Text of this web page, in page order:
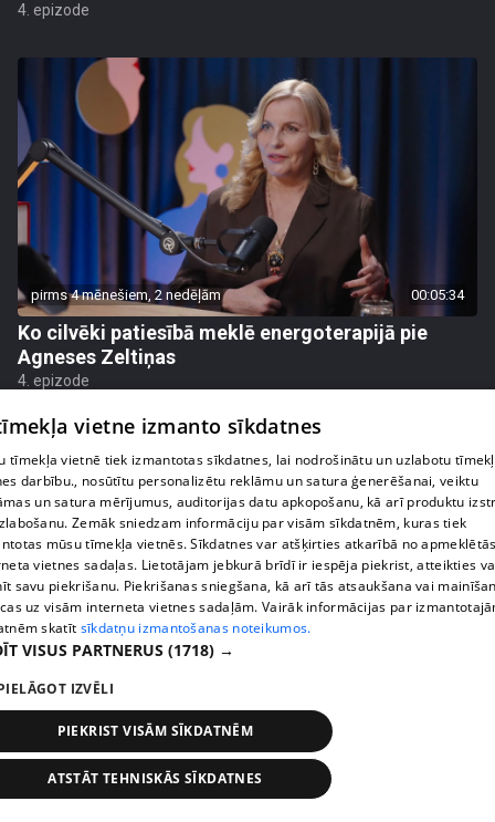
4. epizode
pirms 4 mēnešiem, 2 nedēļām 00:05:34
Ko cilvēki patiesībā meklē energoterapijā pie
Agneses Zeltiņas
4. epizode
patiesībā strādā pēc 40
3. epizode
vietne izmanto sīkdatnes
tīmekļa vietnē tiek izmantotas sīkdatnes, lai nodrošinātu un uzlabotu
darbību., nosūtītu personalizētu reklāmu un satura ģenerēšanai, veiktu
un satura mērījumus, auditorijas datu apkopošanu, kā arī produktu
Zemāk sniedzam informāciju par visām sīkdatnēm, kuras tiek
mūsu tīmekļa vietnēs. Sīkdatnes var atšķirties atkarībā no
vietnes sadaļas. Lietotājam jebkurā brīdī ir iespēja piekrist, atteikties
savu piekrišanu. Piekrišanas sniegšana, kā arī tās atsaukšana vai
uz visām interneta vietnes sadaļām. Vairāk informācijas par
skatīt sīkdatņu izmantošanas noteikumos.
VISUS PARTNERUS (1718) →
IZVĒLI
PIEKRIST VISĀM SĪKDATNĒM
ATSTĀT TEHNISKĀS SĪKDATNES